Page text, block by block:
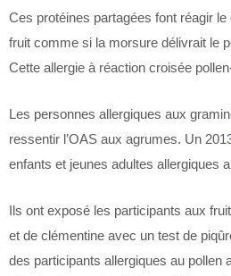
Ces protéines partagées font réagir
fruit comme si la morsure délivrait le
Cette allergie à réaction croisée
Les personnes allergiques aux
ressentir l’OAS aux agrumes. Un
enfants et jeunes adultes allergiques
Ils ont exposé les participants aux
et de clémentine avec un test de
des participants allergiques au pollen